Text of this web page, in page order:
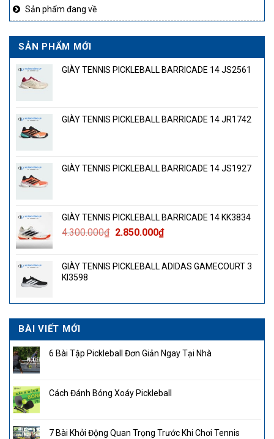
Sản phẩm đang về
SẢN PHẨM MỚI
GIÀY TENNIS PICKLEBALL BARRICADE 14 JS2561
GIÀY TENNIS PICKLEBALL BARRICADE 14 JR1742
GIÀY TENNIS PICKLEBALL BARRICADE 14 JS1927
GIÀY TENNIS PICKLEBALL BARRICADE 14 KK3834
4.300.000₫ Giá
4.300.000₫.
2.850.000₫Giá
là:
GIÀY TENNIS PICKLEBALL ADIDAS GAMECOURT 3
KI3598
BÀI VIẾT MỚI
6 Bài Tập Pickleball Đơn Giản Ngay Tại Nhà
Cách Đánh Bóng Xoáy Pickleball
7 Bài Khởi Động Quan Trọng Trước Khi Chơi Tennis